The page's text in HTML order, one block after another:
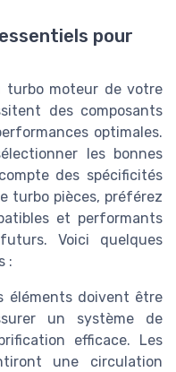
pour
turbo moteur de votre
des composants
optimales.
les bonnes
des spécificités
turbo pièces, préférez
et performants
Voici quelques
:
éléments doivent être
un système de
efficace. Les
une circulation